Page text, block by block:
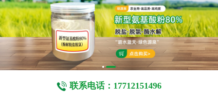
联系电话：17712151496